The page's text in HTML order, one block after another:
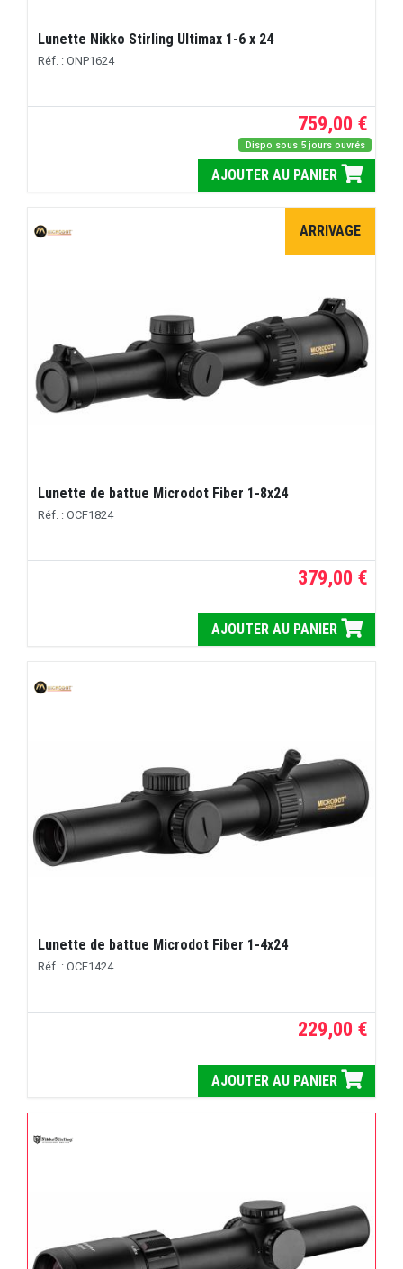
Lunette Nikko Stirling Ultimax 1-6 x 24
Réf. : ONP1624
759,00 €
Dispo sous 5 jours ouvrés
AJOUTER AU PANIER
ARRIVAGE
Lunette de battue Microdot Fiber 1-8x24
Réf. : OCF1824
379,00 €
AJOUTER AU PANIER
Lunette de battue Microdot Fiber 1-4x24
Réf. : OCF1424
229,00 €
AJOUTER AU PANIER